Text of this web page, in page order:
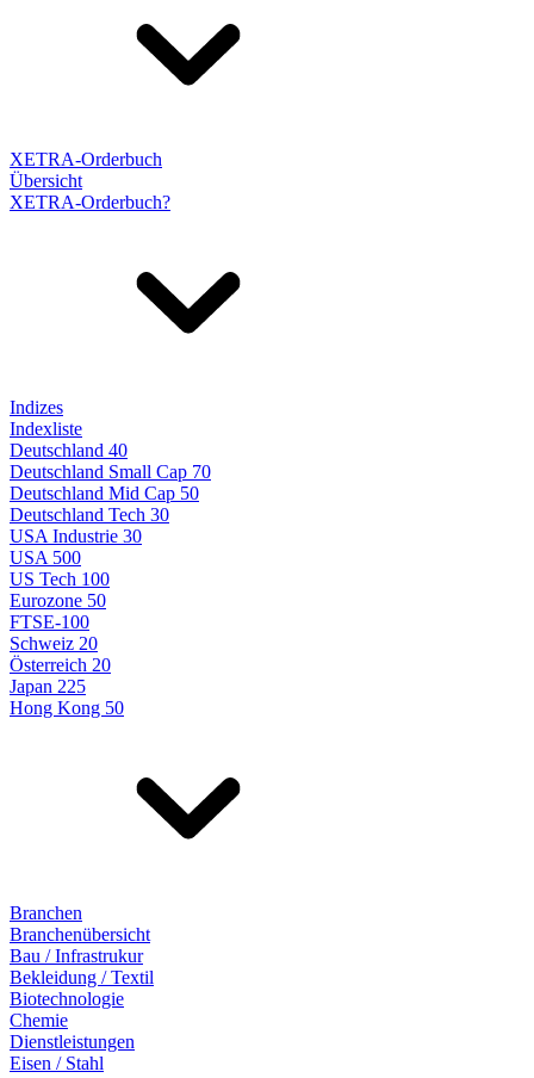
XETRA-Orderbuch
Übersicht
XETRA-Orderbuch?
Indizes
Indexliste
Deutschland 40
Deutschland Small Cap 70
Deutschland Mid Cap 50
Deutschland Tech 30
USA Industrie 30
USA 500
US Tech 100
Eurozone 50
FTSE-100
Schweiz 20
Österreich 20
Japan 225
Hong Kong 50
Branchen
Branchenübersicht
Bau / Infrastrukur
Bekleidung / Textil
Biotechnologie
Chemie
Dienstleistungen
Eisen / Stahl